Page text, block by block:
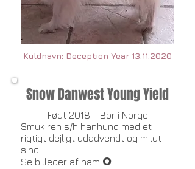
Kuldnavn: Deception Year 13.11.2020
Snow Danwest Young Yield
Født 2018 - Bor i Norge
Smuk ren s/h hanhund med et
rigtigt dejligt udadvendt og mildt
sind.
​Se billeder af ham O